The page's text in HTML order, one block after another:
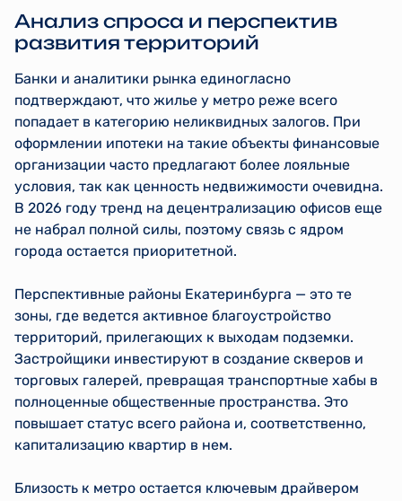
Анализ спроса и перспектив
развития территорий
Банки и аналитики рынка единогласно
подтверждают, что жилье у метро реже всего
попадает в категорию неликвидных залогов. При
оформлении ипотеки на такие объекты финансовые
организации часто предлагают более лояльные
условия, так как ценность недвижимости очевидна.
В 2026 году тренд на децентрализацию офисов еще
не набрал полной силы, поэтому связь с ядром
города остается приоритетной.
Перспективные районы Екатеринбурга — это те
зоны, где ведется активное благоустройство
территорий, прилегающих к выходам подземки.
Застройщики инвестируют в создание скверов и
торговых галерей, превращая транспортные хабы в
полноценные общественные пространства. Это
повышает статус всего района и, соответственно,
капитализацию квартир в нем.
Близость к метро остается ключевым драйвером